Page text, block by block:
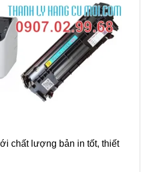
chất lượng bản in tốt, thiết